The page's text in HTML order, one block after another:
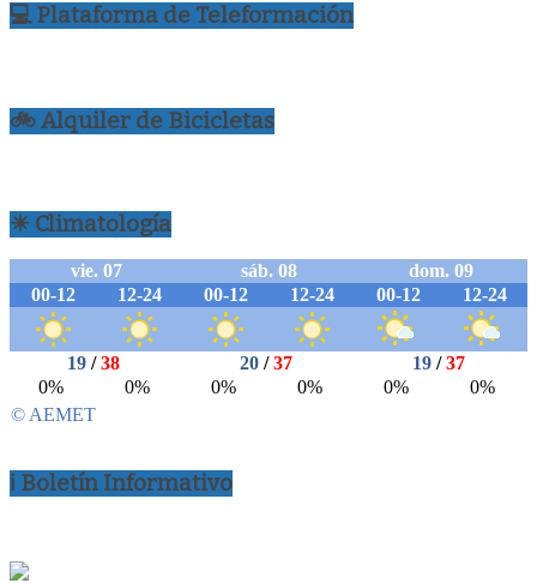
💻 Plataforma de Teleformación
🚲 Alquiler de Bicicletas
☀ Climatología
ℹ Boletín Informativo